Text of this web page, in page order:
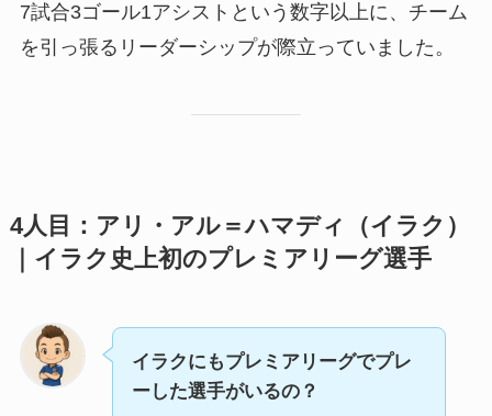
7試合3ゴール1アシストという数字以上に、チーム
を引っ張るリーダーシップが際立っていました。
4人目：アリ・アル＝ハマディ（イラク）
｜イラク史上初のプレミアリーグ選手
イラクにもプレミアリーグでプレ
ーした選手がいるの？